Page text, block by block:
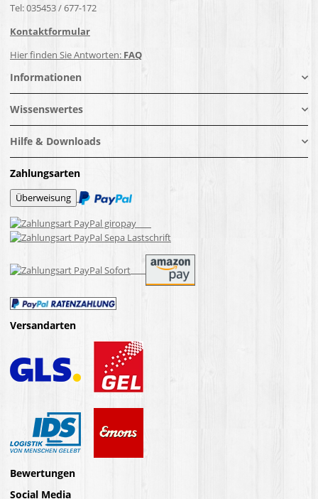
Tel: 035453 / 677-172
Kontaktformular
Hier finden Sie Antworten: FAQ
Informationen
Wissenswertes
Hilfe & Downloads
Zahlungsarten
Versandarten
Bewertungen
Social Media